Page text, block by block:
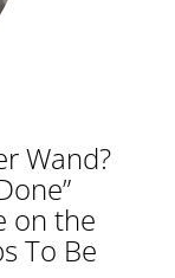
Wand?
on the
To Be